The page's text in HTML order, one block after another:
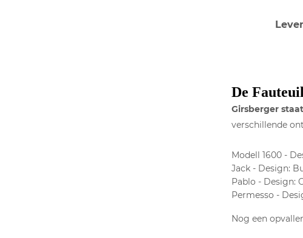
De
Girsberger
verschillende
Modell 1600 -
Jack - Design:
Pablo - Design:
Permesso -
Nog een